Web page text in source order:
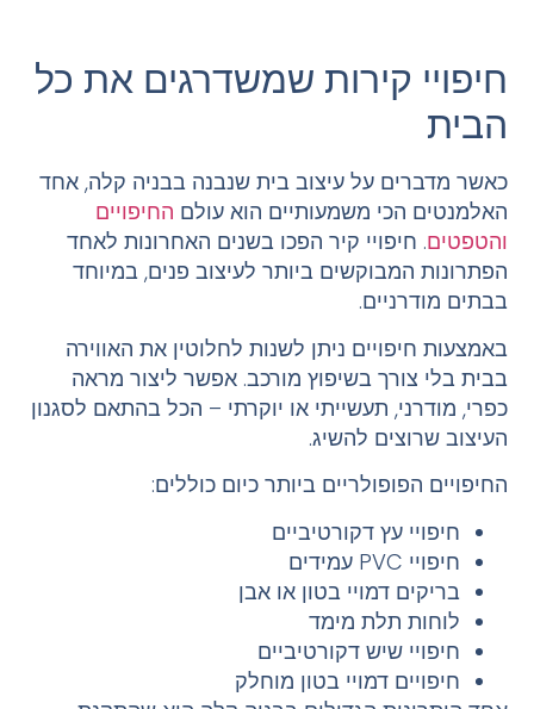
חיפויי קירות שמשדרגים את כל
הבית
כאשר מדברים על עיצוב בית שנבנה בבניה קלה, אחד
האלמנטים הכי משמעותיים הוא עולם החיפויים
והטפטים. חיפויי קיר הפכו בשנים האחרונות לאחד
הפתרונות המבוקשים ביותר לעיצוב פנים, במיוחד
בבתים מודרניים.
באמצעות חיפויים ניתן לשנות לחלוטין את האווירה
בבית בלי צורך בשיפוץ מורכב. אפשר ליצור מראה
כפרי, מודרני, תעשייתי או יוקרתי – הכל בהתאם לסגנון
העיצוב שרוצים להשיג.
החיפויים הפופולריים ביותר כיום כוללים:
חיפויי עץ דקורטיביים
חיפויי PVC עמידים
בריקים דמויי בטון או אבן
לוחות תלת מימד
חיפויי שיש דקורטיביים
חיפויים דמויי בטון מוחלק